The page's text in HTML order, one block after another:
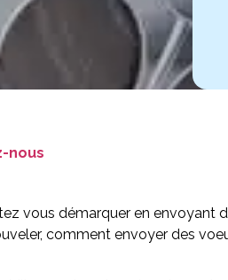
nous
vous démarquer en
comment envoyer des